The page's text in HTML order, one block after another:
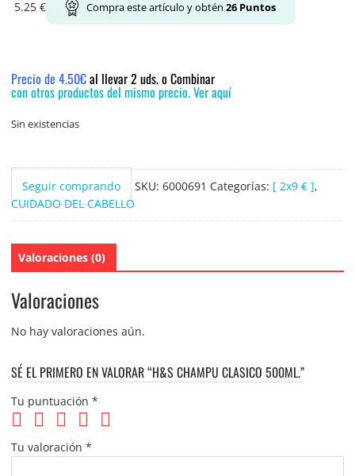
5.25 € Compra este artículo y obtén 26Puntos
Precio de 4.50€al llevar 2 uds. o Combinar
con otros productos del mismo precio. Ver aquí
Sin existencias
Seguir comprando SKU: 6000691 Categorías: [ 2x9 € ],
CUIDADO DEL CABELLO
Valoraciones (0)
Valoraciones
No hay valoraciones aún.
SÉ EL PRIMERO EN VALORAR “H&S CHAMPU CLASICO 500ML.”
Tu puntuación *
Tu valoración *